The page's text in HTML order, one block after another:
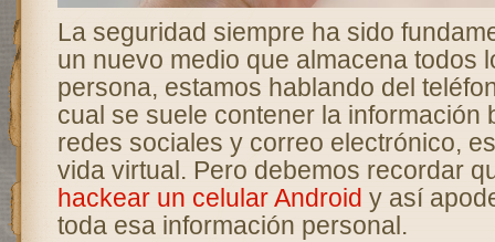
La seguridad siempre ha sido
un nuevo medio que almacena todos
persona, estamos hablando del
cual se suele contener la información
redes sociales y correo electrónico,
vida virtual. Pero debemos recordar
hackear un celular Android y así
toda esa información personal.